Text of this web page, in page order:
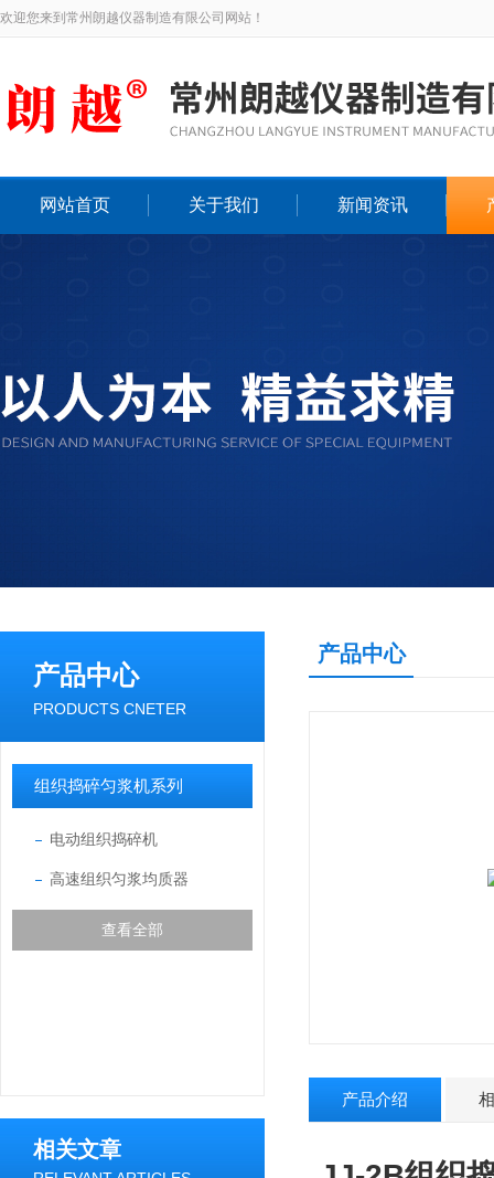
欢迎您来到常州朗越仪器制造有限公司网站！
网站首页 关于我们 新闻资讯
产品中心
PRODUCTS CNETER
组织捣碎匀浆机系列
电动组织捣碎机
高速组织匀浆均质器
查看全部
相关文章
产品中心
产品介绍